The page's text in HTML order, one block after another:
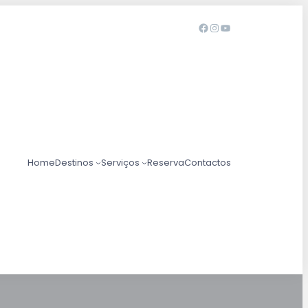
HomeDestinos Serviços ReservaContactos